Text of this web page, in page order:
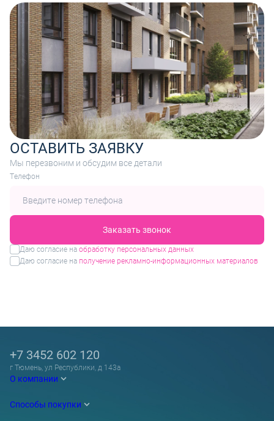
ОСТАВИТЬ ЗАЯВКУ
Мы перезвоним и обсудим все детали
Tелефон
Заказать звонок
Даю согласие наобработку персональных данных
Даю согласие на получение рекламно-информационных материалов
О компании
Способы покупки
+7 3452 602 120
г Тюмень, ул Республики, д 143а